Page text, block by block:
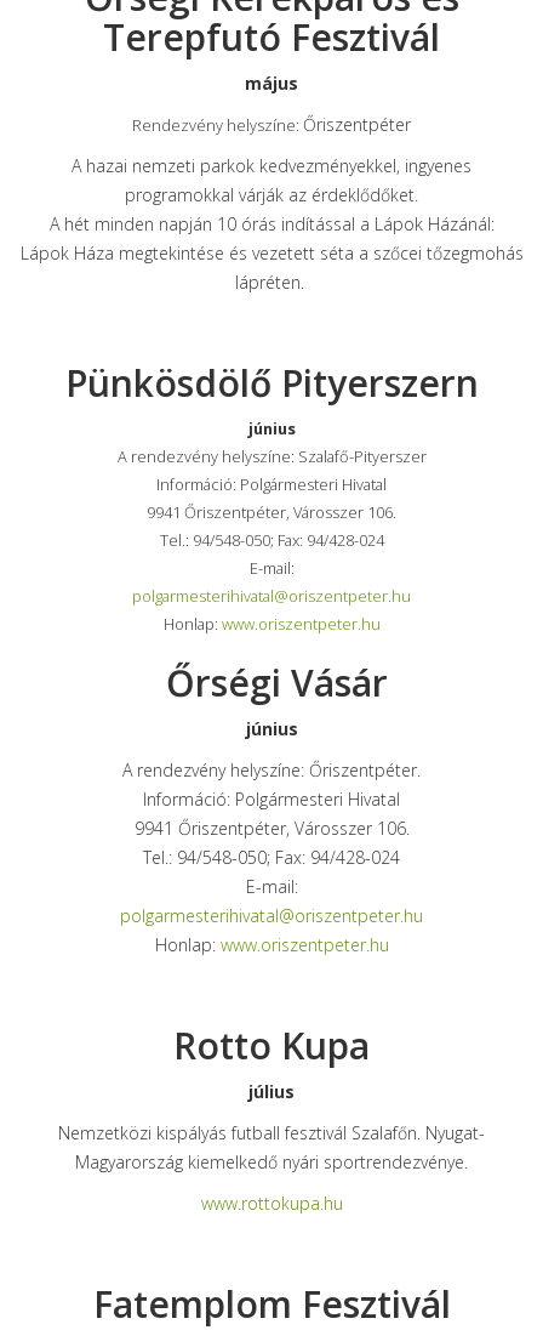
Terepfutó Fesztivál
május
Rendezvény helyszíne: Őriszentpéter
A hazai nemzeti parkok kedvezményekkel, ingyenes
programokkal várják az érdeklődőket.
A hét minden napján 10 órás indítással a Lápok Házánál:
Lápok Háza megtekintése és vezetett séta a szőcei tőzegmohás
lápréten.
Pünkösdölő Pityerszern
június
A rendezvény helyszíne: Szalafő-Pityerszer
Információ: Polgármesteri Hivatal
9941 Őriszentpéter, Városszer 106.
Tel.: 94/548-050; Fax: 94/428-024
E-mail:
polgarmesterihivatal@oriszentpeter.hu
Honlap: www.oriszentpeter.hu
Őrségi Vásár
június
A rendezvény helyszíne: Őriszentpéter.
Információ: Polgármesteri Hivatal
9941 Őriszentpéter, Városszer 106.
Tel.: 94/548-050; Fax: 94/428-024
E-mail:
polgarmesterihivatal@oriszentpeter.hu
Honlap: www.oriszentpeter.hu
Rotto Kupa
július
Nemzetközi kispályás futball fesztivál Szalafőn. Nyugat-
Magyarország kiemelkedő nyári sportrendezvénye.
www.rottokupa.hu
Fatemplom Fesztivál